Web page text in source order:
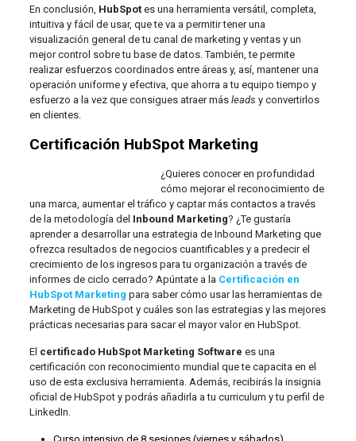
En conclusión, HubSpotes una herramienta versátil, completa,
intuitiva y fácil de usar, que te va a permitir tener una
visualización general de tu canal de marketing y ventas y un
mejor control sobre tu base de datos. También, te permite
realizar esfuerzos coordinados entre áreas y, así, mantener una
operación uniforme y efectiva, que ahorra a tu equipo tiempo y
esfuerzo a la vez que consigues atraer más leads y convertirlos
en clientes.
Certificación HubSpot Marketing
¿Quieres conocer en profundidad
cómo mejorar el reconocimiento de
una marca, aumentar el tráfico y captar más contactos a través
de la metodología del Inbound Marketing? ¿Te gustaría
aprender a desarrollar una estrategia de Inbound Marketing que
ofrezca resultados de negocios cuantificables y a predecir el
crecimiento de los ingresos para tu organización a través de
informes de ciclo cerrado? Apúntate a la Certificación en
HubSpot Marketing para saber cómo usar las herramientas de
Marketing de HubSpot y cuáles son las estrategias y las mejores
prácticas necesarias para sacar el mayor valor en HubSpot.
El certificado HubSpot Marketing Software es una
certificación con reconocimiento mundial que te capacita en el
uso de esta exclusiva herramienta. Además, recibirás la insignia
oficial de HubSpot y podrás añadirla a tu curriculum y tu perfil de
LinkedIn.